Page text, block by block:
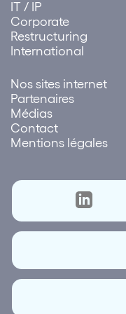
IT / IP
Corporate
Restructuring
International
Nos sites internet
Partenaires
Médias
Contact
Mentions légales